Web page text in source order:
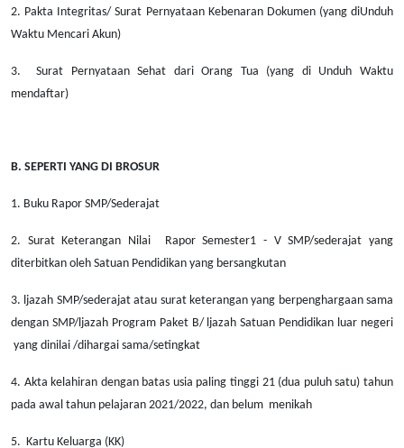
2. Pakta Integritas/ Surat Pernyataan Kebenaran Dokumen (yang diUnduh
Waktu Mencari Akun)
3. Surat Pernyataan Sehat dari Orang Tua (yang di Unduh Waktu
mendaftar)
B. SEPERTI YANG DI BROSUR
1. Buku Rapor SMP/Sederajat
2. Surat Keterangan Nilai Rapor Semester1 - V SMP/sederajat yang
diterbitkan oleh Satuan Pendidikan yang bersangkutan
3. ljazah SMP/sederajat atau surat keterangan yang berpenghargaan sama
dengan SMP/ljazah Program Paket B/ ljazah Satuan Pendidikan luar negeri
yang dinilai /dihargai sama/setingkat
4. Akta kelahiran dengan batas usia paling tinggi 21 (dua puluh satu) tahun
pada awal tahun pelajaran 2021/2022, dan belum menikah
5. Kartu Keluarga (KK)